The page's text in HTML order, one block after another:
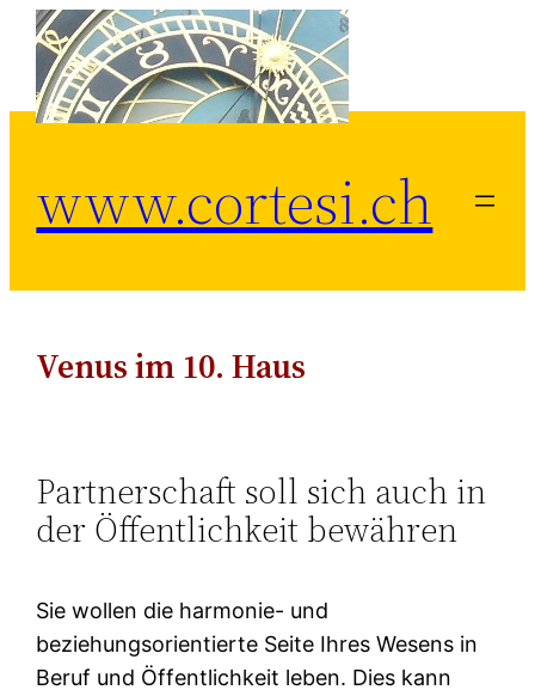
Zum
Inhalt
springen
www.cortesi.ch
Venus im 10. Haus
Partnerschaft soll sich auch in
der Öffentlichkeit bewähren
Sie wollen die harmonie- und
beziehungsorientierte Seite Ihres Wesens in
Beruf und Öffentlichkeit leben. Dies kann